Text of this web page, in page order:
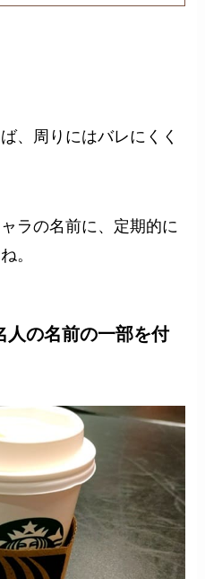
、周りにはバレにくく
ラの名前に、定期的に
。
の名前の一部を付